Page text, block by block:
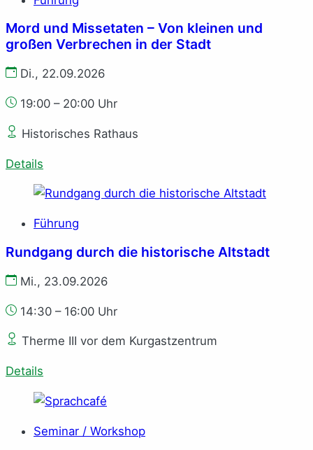
Mord und Missetaten – Von kleinen und
großen Verbrechen in der Stadt
Di., 22.09.2026
19:00 – 20:00 Uhr
Historisches Rathaus
Details
Führung
Rundgang durch die historische Altstadt
Mi., 23.09.2026
14:30 – 16:00 Uhr
Therme III vor dem Kurgastzentrum
Details
Seminar / Workshop